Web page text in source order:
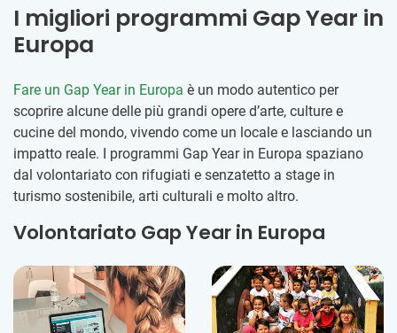
I migliori programmi Gap Year in
Europa
Fare un Gap Year in Europa è un modo autentico per
scoprire alcune delle più grandi opere d’arte, culture e
cucine del mondo, vivendo come un locale e lasciando un
impatto reale. I programmi Gap Year in Europa spaziano
dal volontariato con rifugiati e senzatetto a stage in
turismo sostenibile, arti culturali e molto altro.
Volontariato Gap Year in Europa